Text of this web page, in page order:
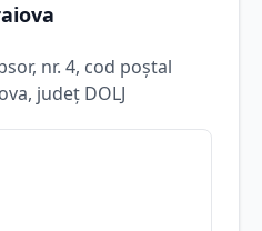
, nr. 4, cod poștal
, județ DOLJ